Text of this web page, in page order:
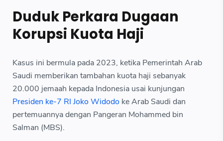
Duduk Perkara Dugaan
Korupsi Kuota Haji
Kasus ini bermula pada 2023, ketika Pemerintah Arab
Saudi memberikan tambahan kuota haji sebanyak
20.000 jemaah kepada Indonesia usai kunjungan
Presiden ke-7 RI Joko Widodo ke Arab Saudi dan
pertemuannya dengan Pangeran Mohammed bin
Salman (MBS).